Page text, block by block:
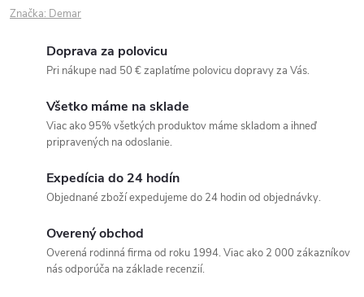
Značka: Demar
Doprava za polovicu
Pri nákupe nad 50 € zaplatíme polovicu dopravy za Vás.
Všetko máme na sklade
Viac ako 95% všetkých produktov máme skladom a ihneď
pripravených na odoslanie.
Expedícia do 24 hodín
Objednané zboží expedujeme do 24 hodin od objednávky.
Overený obchod
Overená rodinná firma od roku 1994. Viac ako 2 000 zákazníkov
nás odporúča na základe recenzií.